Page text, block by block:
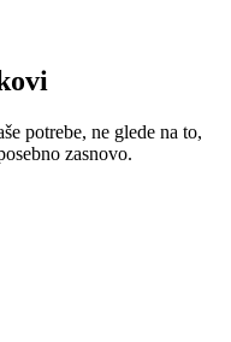
potrebe, ne glede na to,
zasnovo.